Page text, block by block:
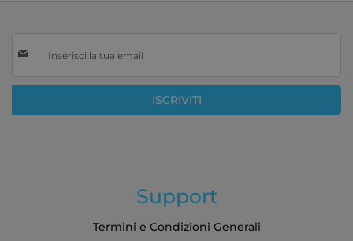
alla
Newsletter:
ISCRIVITI
Support
Termini e Condizioni Generali